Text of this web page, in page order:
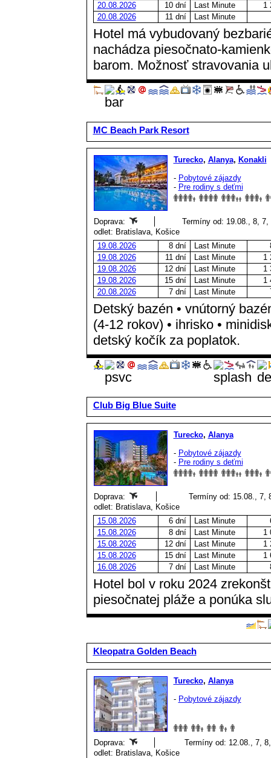
20.08.2026
10 dní Last Minute
1
20.08.2026
11 dní Last Minute
Hotel má vybudovaný
nachádza piesočnato-
barom. Možnosť stravovania
MC Beach Park Resort
Turecko, Alanya, Konakli
- Pobytové zájazdy
- Pre rodiny s deťmi
Doprava:
Termíny od: 19.08., 8,
odlet: Bratislava, Košice
19.08.2026
8 dní Last Minute
19.08.2026
11 dní Last Minute
1
19.08.2026
12 dní Last Minute
1
19.08.2026
15 dní Last Minute
1
20.08.2026
7 dní Last Minute
Detský bazén • vnútorný
(4-12 rokov) • ihrisko •
detský kočík za poplatok.
Club Big Blue Suite
Turecko, Alanya
- Pobytové zájazdy
- Pre rodiny s deťmi
Doprava:
Termíny od: 15.08., 7,
odlet: Bratislava, Košice
15.08.2026
6 dní Last Minute
15.08.2026
8 dní Last Minute
1
15.08.2026
12 dní Last Minute
1
15.08.2026
15 dní Last Minute
1
16.08.2026
7 dní Last Minute
Hotel bol v roku 2024
piesočnatej pláže a ponúka
Kleopatra Golden Beach
Turecko, Alanya
- Pobytové zájazdy
Doprava:
Termíny od: 12.08., 7,
odlet: Bratislava, Košice